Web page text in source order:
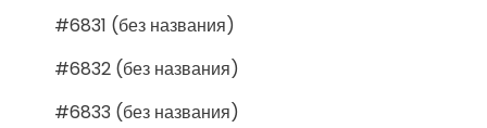
#6831 (без названия)
#6832 (без названия)
#6833 (без названия)